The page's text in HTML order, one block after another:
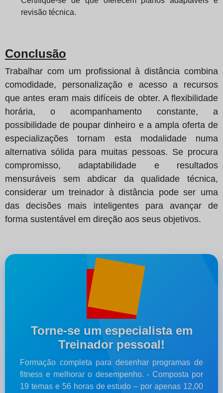
revisão técnica.
Conclusão
Trabalhar com um profissional à distância combina
comodidade, personalização e acesso a recursos
que antes eram mais difíceis de obter. A flexibilidade
horária, o acompanhamento constante, a
possibilidade de poupar dinheiro e a ampla oferta de
especializações tornam esta modalidade numa
alternativa sólida para muitas pessoas. Se procura
compromisso, adaptabilidade e resultados
mensuráveis sem abdicar da qualidade técnica,
considerar um treinador à distância pode ser uma
das decisões mais inteligentes para avançar de
forma sustentável em direção aos seus objetivos.
Torne-se um especialista em
Treinador pessoal!
Formação completa para desenhar programas de
fitness e melhorar o desempenho. - Composta por
19 temas e 56 horas de estudo – por apenas 12,00